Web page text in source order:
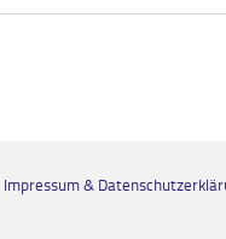
Impressum &